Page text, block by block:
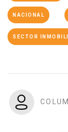
NACIONAL
SECTOR